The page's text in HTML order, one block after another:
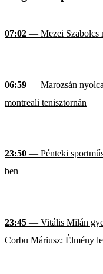
07:02 — Mezei Szabolcs
06:59 — Marozsán
montreali tenisztornán
23:50 — Pénteki
ben
23:45 — Vitális Milán
Corbu Máriusz: Élmény